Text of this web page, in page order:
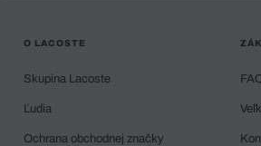
O LACOSTE
Skupina Lacoste
Ľudia
Ochrana obchodnej značky